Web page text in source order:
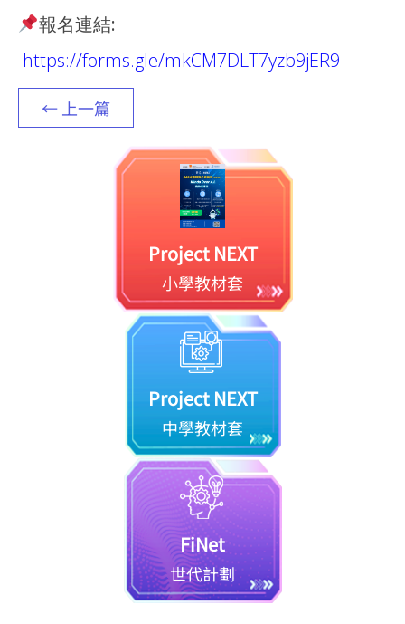
報名連結:
https://forms.gle/mkCM7DLT7yzb9jER9
← 上一篇
Project NEXT
小學教材套
Project NEXT
中學教材套
FiNet
世代計劃